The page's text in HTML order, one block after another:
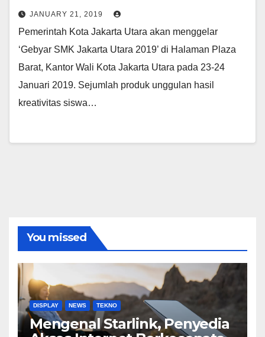
JANUARY 21, 2019
Pemerintah Kota Jakarta Utara akan menggelar
‘Gebyar SMK Jakarta Utara 2019’ di Halaman Plaza
Barat, Kantor Wali Kota Jakarta Utara pada 23-24
Januari 2019. Sejumlah produk unggulan hasil
kreativitas siswa…
You missed
DISPLAY NEWS TEKNO
Mengenal Starlink, Penyedia